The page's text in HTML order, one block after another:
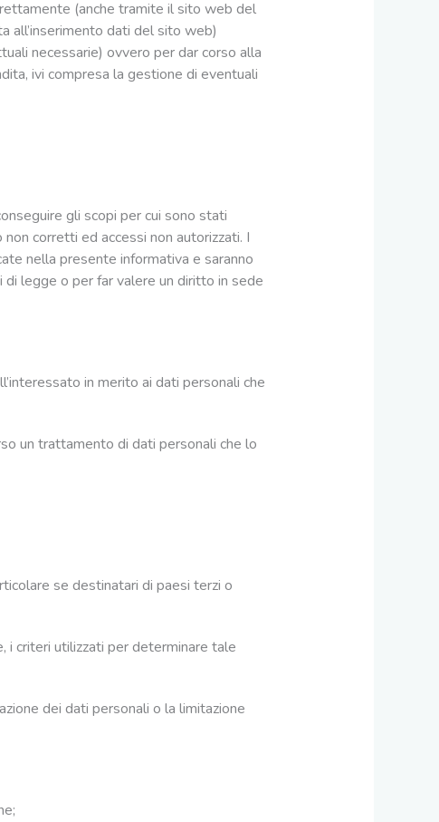
(anche tramite il sito web del
all’inserimento dati del sito web)
necessarie) ovvero per dar corso alla
ivi compresa la gestione di eventuali
gli scopi per cui sono stati
corretti ed accessi non autorizzati. I
nella presente informativa e saranno
legge o per far valere un diritto in sede
in merito ai dati personali che
un trattamento di dati personali che lo
se destinatari di paesi terzi o
i criteri utilizzati per determinare tale
dei dati personali o la limitazione